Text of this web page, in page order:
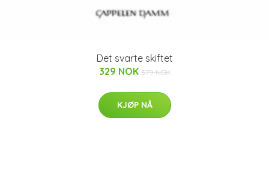
Det svarte skiftet
329 NOK 379 NOK
KJØP NÅ